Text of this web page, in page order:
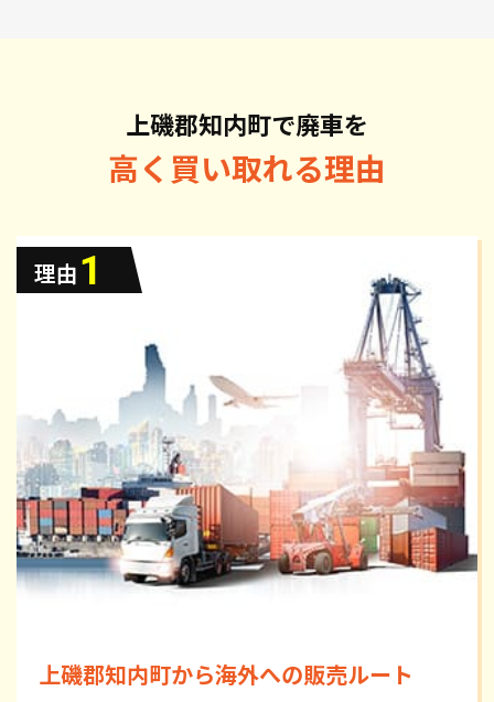
上磯郡知内町で廃車を
高く買い取れる理由
上磯郡知内町から海外への販売ルート